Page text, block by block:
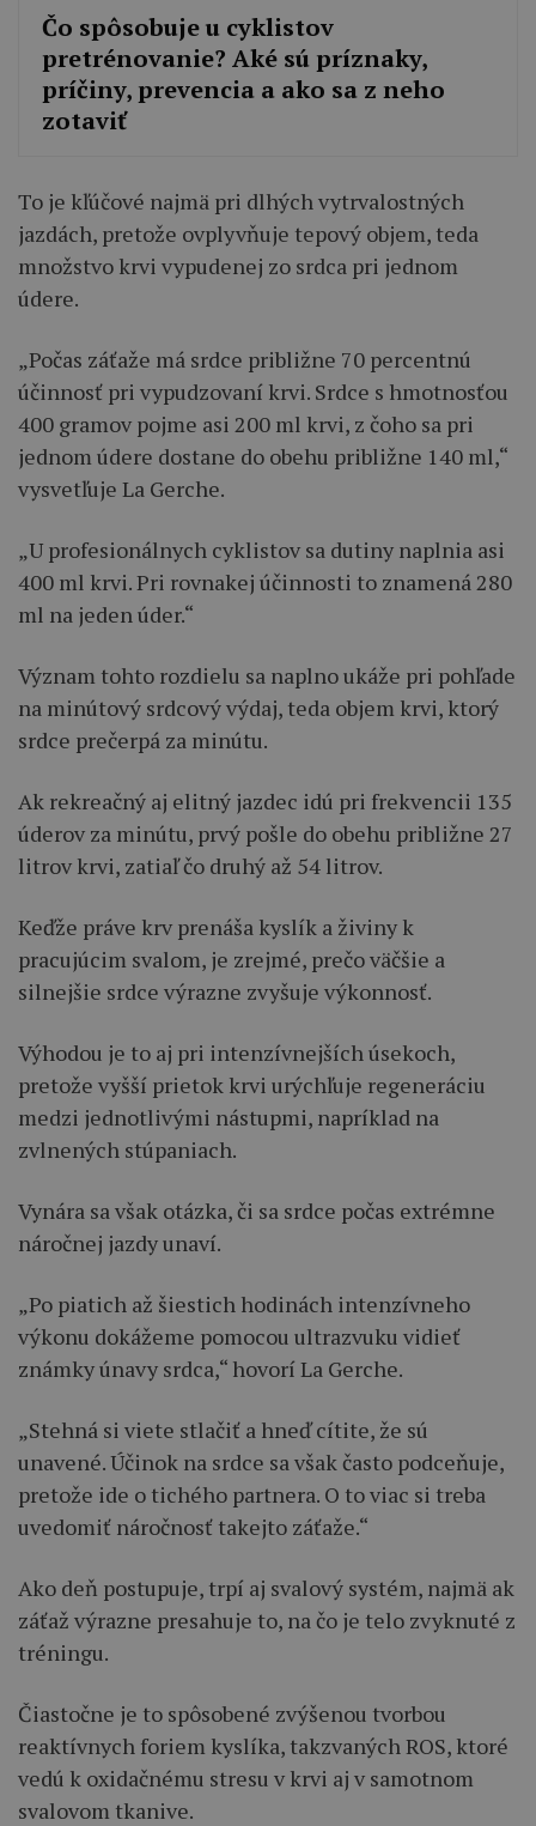
Čo spôsobuje u cyklistov
pretrénovanie? Aké sú príznaky,
príčiny, prevencia a ako sa z neho
zotaviť
To je kľúčové najmä pri dlhých vytrvalostných
jazdách, pretože ovplyvňuje tepový objem, teda
množstvo krvi vypudenej zo srdca pri jednom
údere.
„Počas záťaže má srdce približne 70 percentnú
účinnosť pri vypudzovaní krvi. Srdce s hmotnosťou
400 gramov pojme asi 200 ml krvi, z čoho sa pri
jednom údere dostane do obehu približne 140 ml,“
vysvetľuje La Gerche.
„U profesionálnych cyklistov sa dutiny naplnia asi
400 ml krvi. Pri rovnakej účinnosti to znamená 280
ml na jeden úder.“
Význam tohto rozdielu sa naplno ukáže pri pohľade
na minútový srdcový výdaj, teda objem krvi, ktorý
srdce prečerpá za minútu.
Ak rekreačný aj elitný jazdec idú pri frekvencii 135
úderov za minútu, prvý pošle do obehu približne 27
litrov krvi, zatiaľ čo druhý až 54 litrov.
Keďže práve krv prenáša kyslík a živiny k
pracujúcim svalom, je zrejmé, prečo väčšie a
silnejšie srdce výrazne zvyšuje výkonnosť.
Výhodou je to aj pri intenzívnejších úsekoch,
pretože vyšší prietok krvi urýchľuje regeneráciu
medzi jednotlivými nástupmi, napríklad na
zvlnených stúpaniach.
Vynára sa však otázka, či sa srdce počas extrémne
náročnej jazdy unaví.
„Po piatich až šiestich hodinách intenzívneho
výkonu dokážeme pomocou ultrazvuku vidieť
známky únavy srdca,“ hovorí La Gerche.
„Stehná si viete stlačiť a hneď cítite, že sú
unavené. Účinok na srdce sa však často podceňuje,
pretože ide o tichého partnera. O to viac si treba
uvedomiť náročnosť takejto záťaže.“
Ako deň postupuje, trpí aj svalový systém, najmä ak
záťaž výrazne presahuje to, na čo je telo zvyknuté z
tréningu.
Čiastočne je to spôsobené zvýšenou tvorbou
reaktívnych foriem kyslíka, takzvaných ROS, ktoré
vedú k oxidačnému stresu v krvi aj v samotnom
svalovom tkanive.